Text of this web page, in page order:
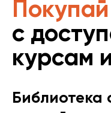
с
курсам
Библиотека